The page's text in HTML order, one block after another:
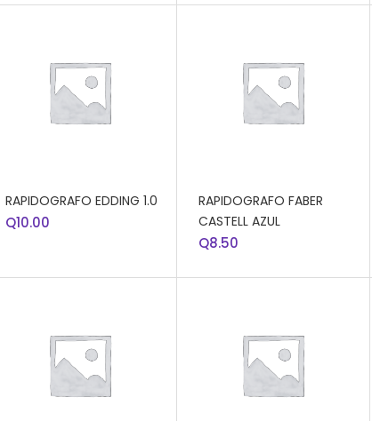
RAPIDOGRAFO EDDING 1.0
Q10.00
RAPIDOGRAFO FABER
CASTELL AZUL
Q8.50